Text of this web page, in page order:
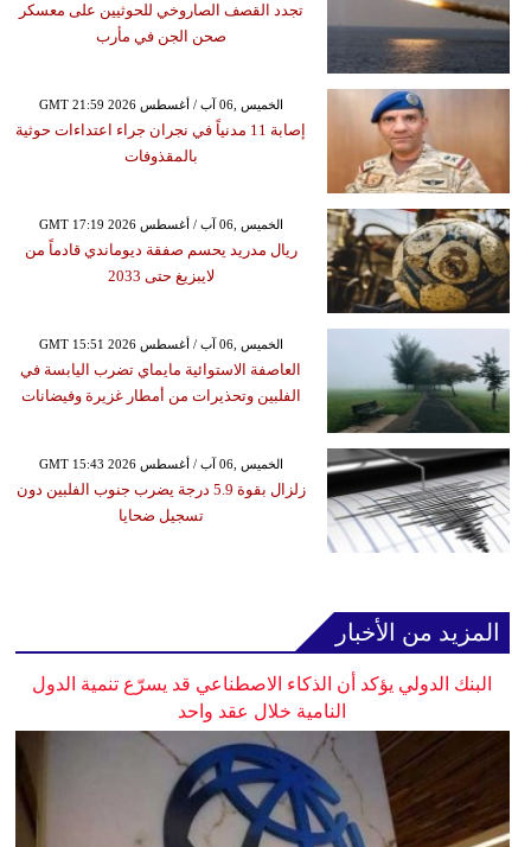
تجدد القصف الصاروخي للحوثيين على معسكر
صحن الجن في مأرب
GMT 21:59 2026 الخميس ,06 آب / أغسطس
إصابة 11 مدنياً في نجران جراء اعتداءات حوثية
بالمقذوفات
GMT 17:19 2026 الخميس ,06 آب / أغسطس
ريال مدريد يحسم صفقة ديوماندي قادماً من
لايبزيغ حتى 2033
GMT 15:51 2026 الخميس ,06 آب / أغسطس
العاصفة الاستوائية مايماي تضرب اليابسة في
الفلبين وتحذيرات من أمطار غزيرة وفيضانات
GMT 15:43 2026 الخميس ,06 آب / أغسطس
زلزال بقوة 5.9 درجة يضرب جنوب الفلبين دون
تسجيل ضحايا
المزيد من الأخبار
البنك الدولي يؤكد أن الذكاء الاصطناعي قد يسرّع تنمية الدول
النامية خلال عقد واحد